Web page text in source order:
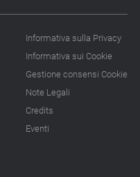
SRI: oltre 20
14.07.26 - 10:00
Mcc colloca social bond
da 500 mln
La Bce introduce i climate
Informativa sulla Privacy
Informativa sui Cookie
Gestione consensi Cookie
Note Legali
Credits
Eventi